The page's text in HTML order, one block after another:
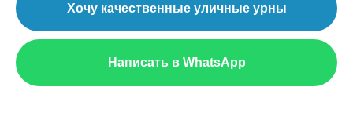
Хочу качественные уличные урны
Написать в WhatsApp